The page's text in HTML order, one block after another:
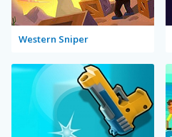
Western Sniper